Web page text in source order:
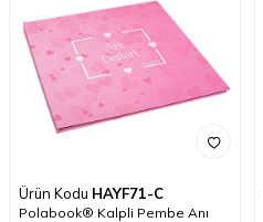
Ürün Kodu HAYF71-C
Polabook® Kalpli Pembe Anı